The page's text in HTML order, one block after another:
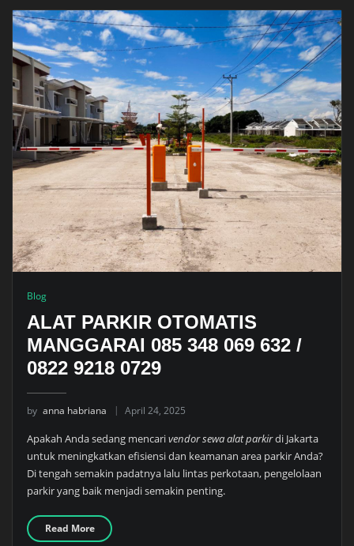
Blog
ALAT PARKIR OTOMATIS
MANGGARAI 085 348 069 632 /
0822 9218 0729
by anna habriana April 24, 2025
Apakah Anda sedang mencarivendor sewa alat parkirdi Jakarta
untuk meningkatkan efisiensi dan keamanan area parkir Anda?
Di tengah semakin padatnya lalu lintas perkotaan, pengelolaan
parkir yang baik menjadi semakin penting.
Read More